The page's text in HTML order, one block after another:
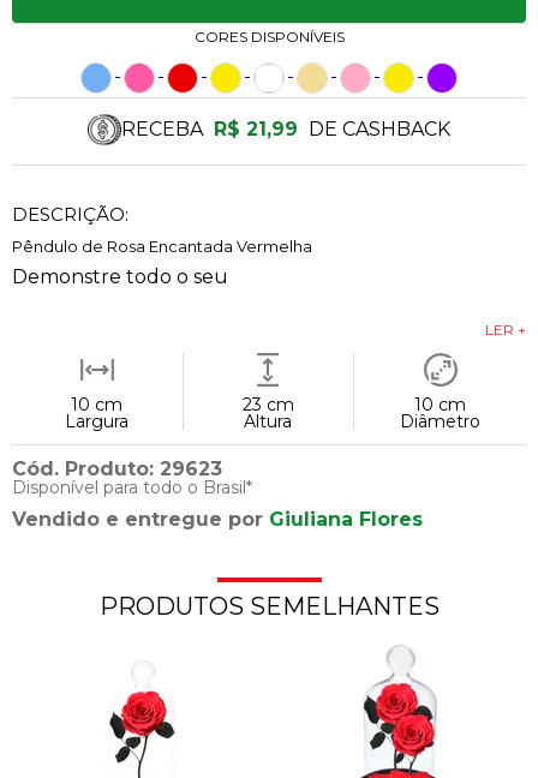
DESCRIÇÃO:
Pêndulo de Rosa Encantada Vermelha
Demonstre todo o seu
LER +
CORES DISPONÍVEIS
10 cm
Largura
23 cm
Altura
10 cm
Diâmetro
Cód. Produto: 29623
Disponível para todo o Brasil*
Vendido e entregue por Giuliana Flores
RECEBA R$ 21,99 DE CASHBACK
PRODUTOS SEMELHANTES